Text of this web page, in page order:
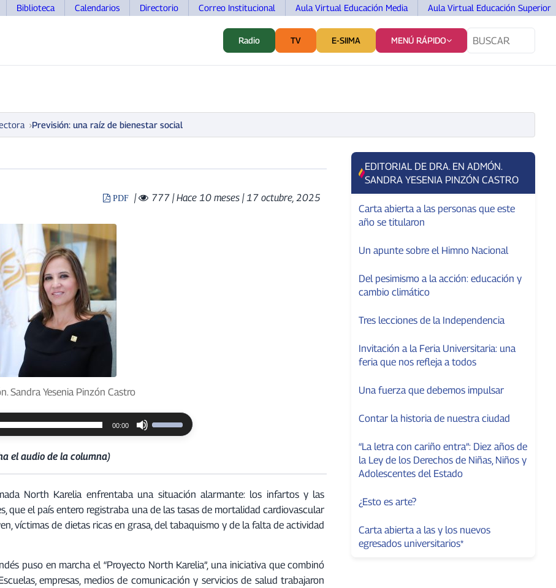
Biblioteca Calendarios Directorio Correo Institucional Aula Virtual Educación Media Aula Virtual Educación Superior
Radio TV E-SIIMA MENÚ RÁPIDO
Previsión: una raíz de bienestar social
PDF | 777 | Hace 10 meses | 17 octubre, 2025
Sandra Yesenia Pinzón Castro
00:00
U
l
i
z
a
s
t
el audio de la columna)
North Karelia enfrentaba una situación alarmante: los infartos y las
el país entero registraba una de las tasas de mortalidad cardiovascular
víctimas de dietas ricas en grasa, del tabaquismo y de la falta de actividad
puso en marcha el “Proyecto North Karelia”, una iniciativa que combinó
empresas, medios de comunicación y servicios de salud trabajaron
EDITORIAL DE DRA. EN ADMÓN.
SANDRA YESENIA PINZÓN CASTRO
Carta abierta a las personas que este
año se titularon
Un apunte sobre el Himno Nacional
Del pesimismo a la acción: educación y
cambio climático
Tres lecciones de la Independencia
Invitación a la Feria Universitaria: una
feria que nos refleja a todos
Una fuerza que debemos impulsar
Contar la historia de nuestra ciudad
“La letra con cariño entra”: Diez años de
la Ley de los Derechos de Niñas, Niños y
Adolescentes del Estado
¿Esto es arte?
Carta abierta a las y los nuevos
egresados universitarios*